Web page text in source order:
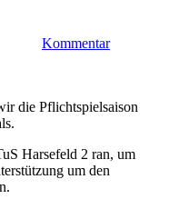
Kommentar
die Pflichtspielsaison
Harsefeld 2 ran, um
um den